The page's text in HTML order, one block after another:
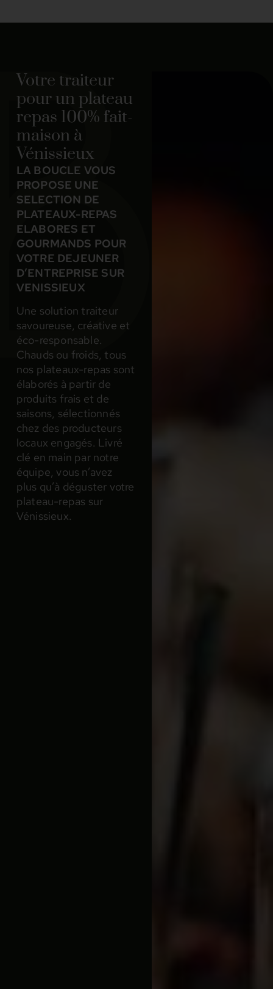
Votre traiteur
pour un plateau
repas 100% fait-
maison à
Vénissieux
LA BOUCLE VOUS
PROPOSE UNE
SELECTION DE
PLATEAUX-REPAS
ELABORES ET
GOURMANDS POUR
VOTRE DEJEUNER
D’ENTREPRISE SUR
VENISSIEUX
Une solution traiteur
savoureuse, créative et
éco-responsable.
Chauds ou froids, tous
nos plateaux-repas sont
élaborés à partir de
produits frais et de
saisons, sélectionnés
chez des producteurs
locaux engagés. Livré
clé en main par notre
équipe, vous n’avez
plus qu’à déguster votre
plateau-repas sur
Vénissieux.